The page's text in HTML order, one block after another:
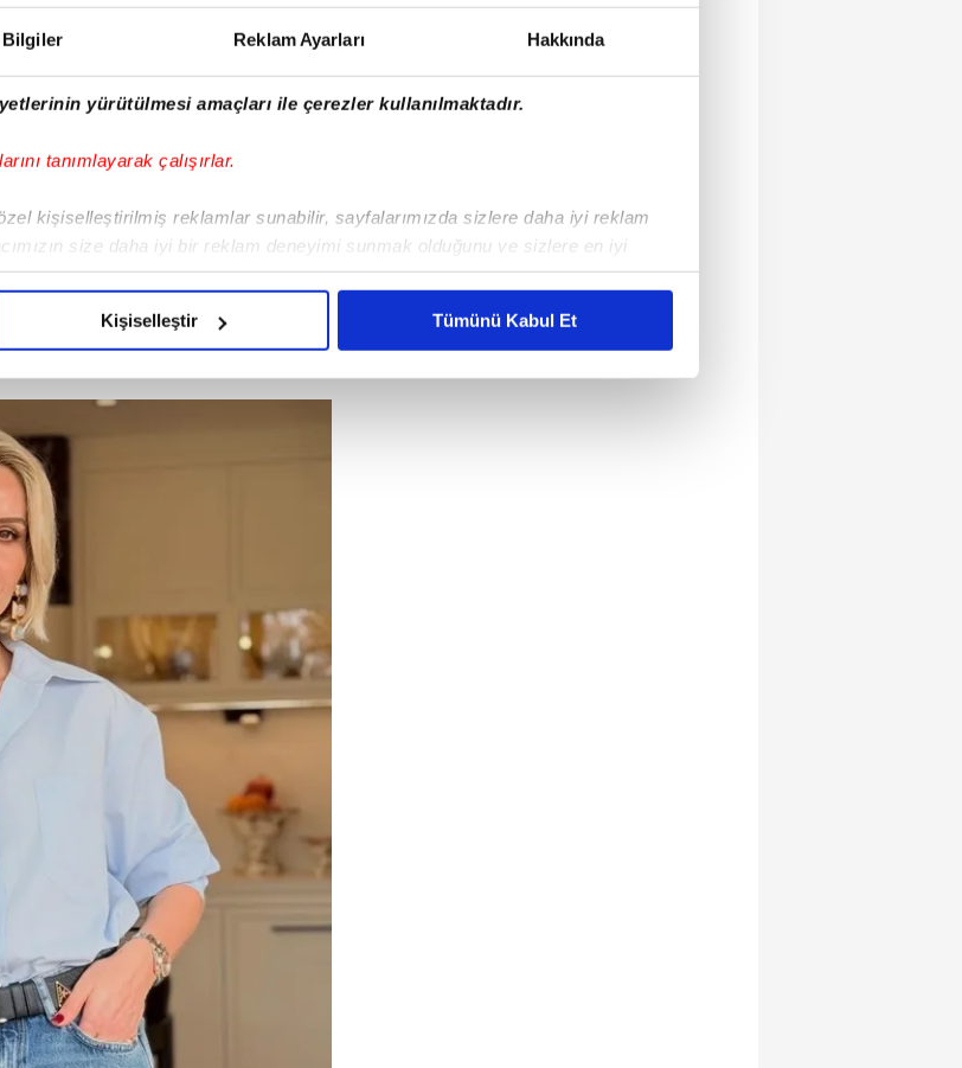
Bilgiler Reklam Ayarları Hakkında
yürütülmesi amaçları ile çerezler kullanılmaktadır.
tanımlayarak çalışırlar.
kişiselleştirilmiş reklamlar sunabilir, sayfalarımızda sizlere daha iyi reklam
size daha iyi bir reklam deneyimi sunmak olduğunu ve sizlere en iyi
gösterdiğimizi ve bu noktada, reklamların maliyetlerimizi karşılamak
Sitemizde kendimize ve üçüncü kişilere ait çerezler kullanılmaktadır. Bu
olup gerekli olan çerezler bilgi toplumu hizmetlerinin sunulması
daha işlevsel kılınması ve kişiselleştirilmesi ve sizlere yönelik
sınırlı olarak açık rızanız dahilinde kullanılacaktır.
panel vasıtasıyla belirleyebilirsiniz. Çerezlere ilişkin detaylı bilgi için Ayarlar
uyarınca hazırlanmış Aydınlatma Metnimizi okumak ve sitemizde ilgili
ilgili bilgi almak için lütfen
tıklayınız.
Kişiselleştir Tümünü Kabul Et
dünyasının parmakla
Erol, sosyal medya hesabından